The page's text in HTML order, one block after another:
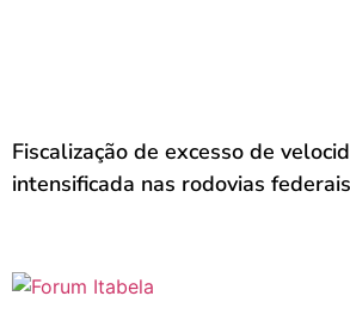
Fiscalização de excesso de
intensificada nas rodovias